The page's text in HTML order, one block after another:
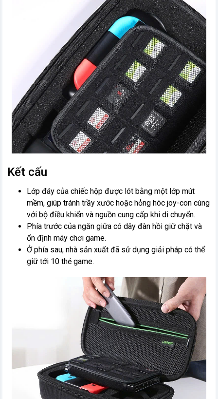
Kết cấu
Lớp đáy của chiếc hộp được lót bằng một lớp mút
mềm, giúp tránh trầy xước hoặc hỏng hóc joy-con cùng
với bộ điều khiển và nguồn cung cấp khi di chuyển.
Phía trước của ngăn giữa có dây đàn hồi giữ chặt và
ổn định máy chơi game.
Ở phía sau, nhà sản xuất đã sử dụng giải pháp có thể
giữ tới 10 thẻ game.